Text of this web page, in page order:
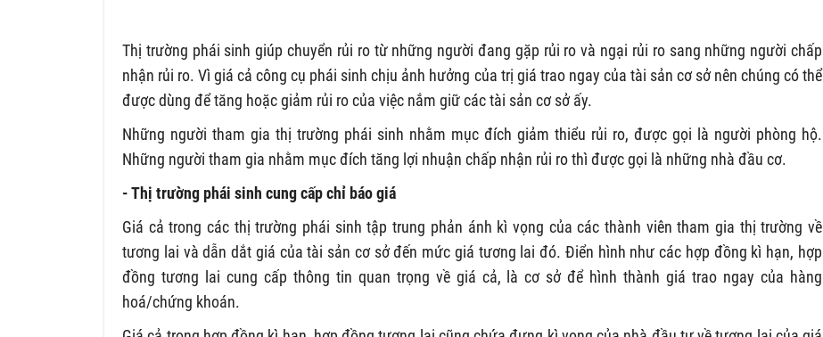
Thị trường phái sinh giúp chuyển rủi ro từ những người đang gặp rủi ro và ngại rủi ro sang những người chấp
nhận rủi ro. Vì giá cả công cụ phái sinh chịu ảnh hưởng của trị giá trao ngay của tài sản cơ sở nên chúng có thể
được dùng để tăng hoặc giảm rủi ro của việc nắm giữ các tài sản cơ sở ấy.
Những người tham gia thị trường phái sinh nhằm mục đích giảm thiểu rủi ro, được gọi là người phòng hộ.
Những người tham gia nhằm mục đích tăng lợi nhuận chấp nhận rủi ro thì được gọi là những nhà đầu cơ.
- Thị trường phái sinh cung cấp chỉ báo giá
Giá cả trong các thị trường phái sinh tập trung phản ánh kì vọng của các thành viên tham gia thị trường về
tương lai và dẫn dắt giá của tài sản cơ sở đến mức giá tương lai đó. Điển hình như các hợp đồng kì hạn, hợp
đồng tương lai cung cấp thông tin quan trọng về giá cả, là cơ sở để hình thành giá trao ngay của hàng
hoá/chứng khoán.